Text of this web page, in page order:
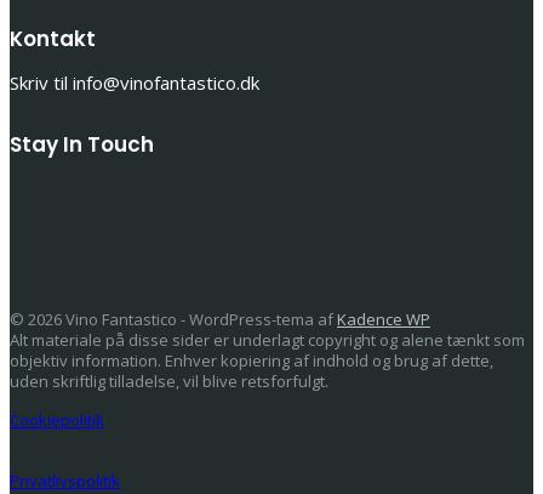
Kontakt
Skriv til info@vinofantastico.dk
Stay In Touch
© 2026 Vino Fantastico - WordPress-tema afKadence WP
Alt materiale på disse sider er underlagt copyright og alene tænkt som
objektiv information. Enhver kopiering af indhold og brug af dette,
uden skriftlig tilladelse, vil blive retsforfulgt.
Cookiepolitik
Privatlivspolitik